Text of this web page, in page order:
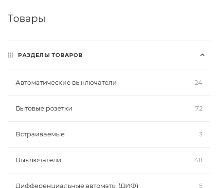
Товары
РАЗДЕЛЫ ТОВАРОВ
Автоматические выключатели 24
Бытовые розетки 72
Встраиваемые 3
Выключатели 48
Дифференциальные автоматы (ДИФ) 5